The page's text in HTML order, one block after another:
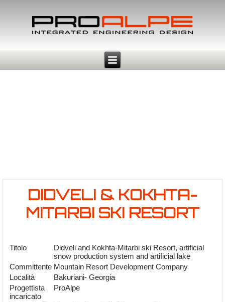
DIDVELI & KOKHTA-
MITARBI SKI RESORT
Titolo
Didveli and Kokhta-Mitarbi ski Resort, artificial
snow production system and artificial lake
Committente Mountain Resort Development Company
Località
Bakuriani- Georgia
Progettista
incaricato
ProAlpe